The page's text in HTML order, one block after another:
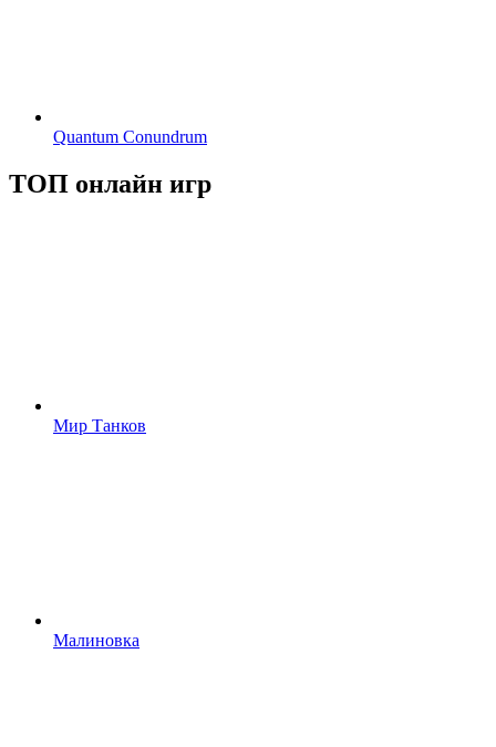
Quantum Conundrum
ТОП онлайн игр
Мир Танков
Малиновка